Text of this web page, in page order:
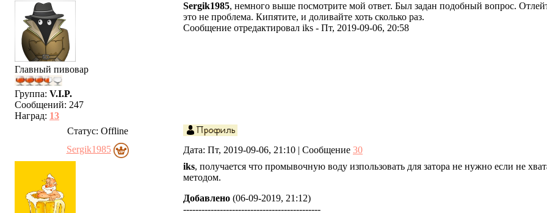
Главный пивовар
Группа: V.I.P.
Сообщений: 247
Наград: 13
Sergik1985, немного выше посмотрите мой ответ. Был задан подобный вопрос.
это не проблема. Кипятите, и доливайте хоть сколько раз.
Сообщение отредактировал iks - Пт, 2019-09-06, 20:58
Статус: Offline
Sergik1985
Дата: Пт, 2019-09-06, 21:10 | Сообщение 30
iks, получается что промывочную воду изпользовать для затора не нужно если не
методом.
Добавлено (06-09-2019, 21:12)
---------------------------------------------